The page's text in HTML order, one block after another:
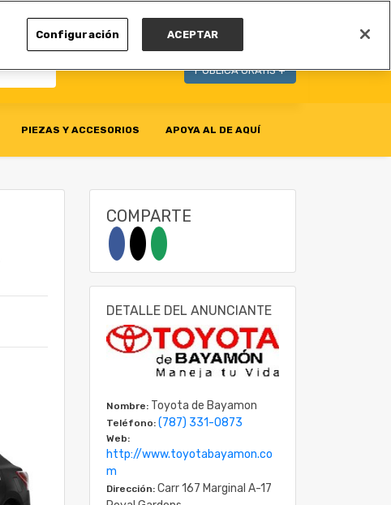
PUBLICA GRATIS +
PIEZAS Y ACCESORIOS APOYA AL DE AQUÍ
COMPARTE
DETALLE DEL ANUNCIANTE
Nombre: Toyota de Bayamon
Teléfono: (787) 331-0873
Web:
http://www.toyotabayamon.co
m
Dirección: Carr 167 Marginal A-17
Configuración ACEPTAR